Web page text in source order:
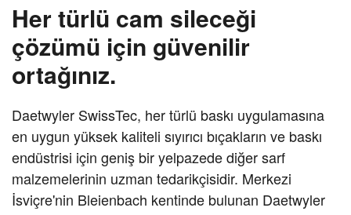
Her türlü cam sileceği
çözümü için güvenilir
ortağınız.
Daetwyler SwissTec, her türlü baskı uygulamasına
en uygun yüksek kaliteli sıyırıcı bıçakların ve baskı
endüstrisi için geniş bir yelpazede diğer sarf
malzemelerinin uzman tedarikçisidir. Merkezi
İsviçre'nin Bleienbach kentinde bulunan Daetwyler